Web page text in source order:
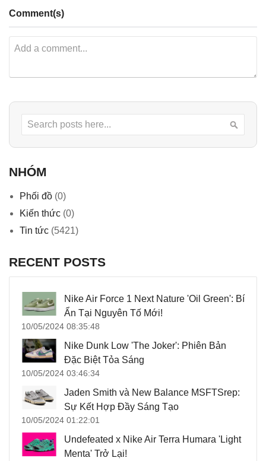
Comment(s)
Search
NHÓM
Phối đồ (0)
Kiến thức (0)
Tin tức (5421)
RECENT POSTS
Nike Air Force 1 Next Nature 'Oil Green': Bí
Ẩn Tại Nguyên Tố Mới!
10/05/2024 08:35:48
Nike Dunk Low 'The Joker': Phiên Bản
Đặc Biệt Tỏa Sáng
10/05/2024 03:46:34
Jaden Smith và New Balance MSFTSrep:
Sự Kết Hợp Đầy Sáng Tạo
10/05/2024 01:22:01
Undefeated x Nike Air Terra Humara 'Light
Menta' Trở Lại!